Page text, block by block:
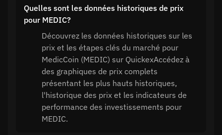
Quelles sont les données historiques de prix
pour MEDIC?
Découvrez les données historiques sur les
prix et les étapes clés du marché pour
MedicCoin (MEDIC) sur QuickexAccédez à
des graphiques de prix complets
présentant les plus hauts historiques,
l'historique des prix et les indicateurs de
performance des investissements pour
MEDIC.